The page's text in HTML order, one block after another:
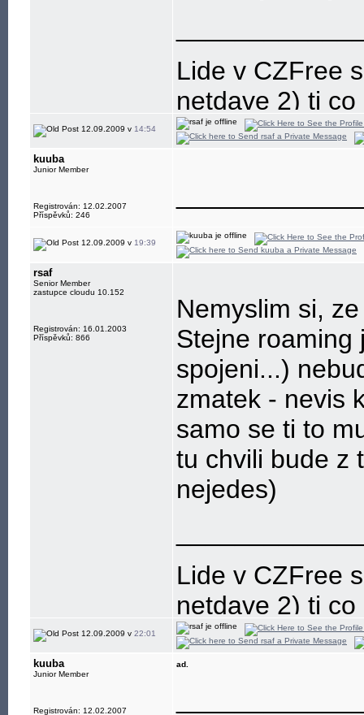
Lide v CZFree
netdave 2) ti
12.09.2009 v 14:54
kuuba
Junior Member
Registrován: 12.02.2007
Příspěvků: 246
12.09.2009 v 19:39
rsaf
Senior Member
zastupce cloudu 10.152
Registrován: 16.01.2003
Příspěvků: 866
Nemyslim si,
Stejne roaming
spojeni...)
zmatek - nevis
samo se ti to
tu chvili bude z
nejedes)
Lide v CZFree
netdave 2) ti
12.09.2009 v 22:01
kuuba
Junior Member
Registrován: 12.02.2007
ad.